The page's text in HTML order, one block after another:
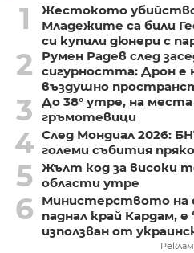
1
Жестокото
Младежите са били
си купили дюнери с
2
Румен Радев след
сигурността: Дрон е
въздушно
3
До 38° утре, на
гръмотевици
4 След Мондиал 2026:
големи събития пряко
5 Жълт код за високи
области утре
6
Министерството на
паднал край Кардам,
използван от